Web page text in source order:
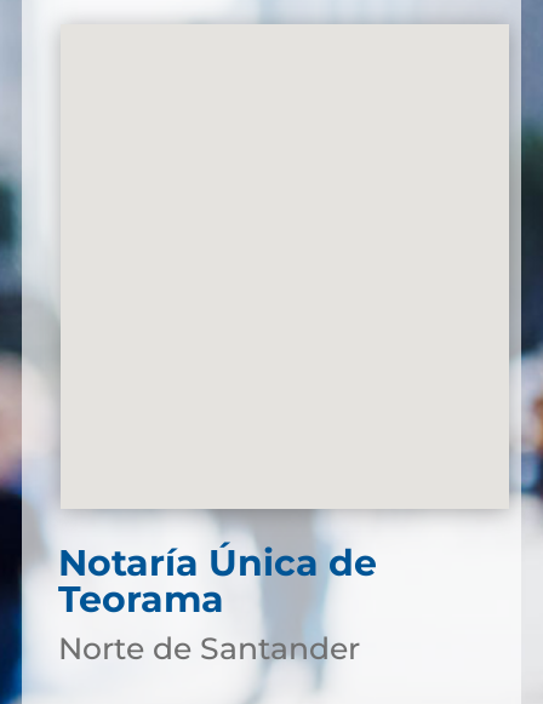
Notaría Única de
Teorama
Norte de Santander